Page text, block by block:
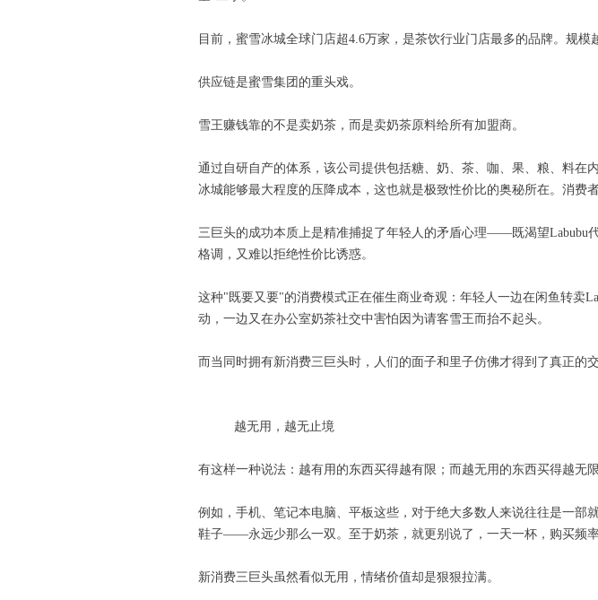
目前，蜜雪冰城全球门店超4.6万家，是茶饮行业门店最多的品牌。规模
供应链是蜜雪集团的重头戏。
雪王赚钱靠的不是卖奶茶，而是卖奶茶原料给所有加盟商。
通过自研自产的体系，该公司提供包括糖、奶、茶、咖、果、粮、料
冰城能够最大程度的压降成本，这也就是极致性价比的奥秘所在。消费
三巨头的成功本质上是精准捕捉了年轻人的矛盾心理——既渴望Labubu
格调，又难以拒绝性价比诱惑。
这种"既要又要"的消费模式正在催生商业奇观：年轻人一边在闲鱼转卖
动，一边又在办公室奶茶社交中害怕因为请客雪王而抬不起头。
而当同时拥有新消费三巨头时，人们的面子和里子仿佛才得到了真正的交
越无用，越无止境
有这样一种说法：越有用的东西买得越有限；而越无用的东西买得越无限
例如，手机、笔记本电脑、平板这些，对于绝大多数人来说往往是一
鞋子——永远少那么一双。至于奶茶，就更别说了，一天一杯，购买频
新消费三巨头虽然看似无用，情绪价值却是狠狠拉满。